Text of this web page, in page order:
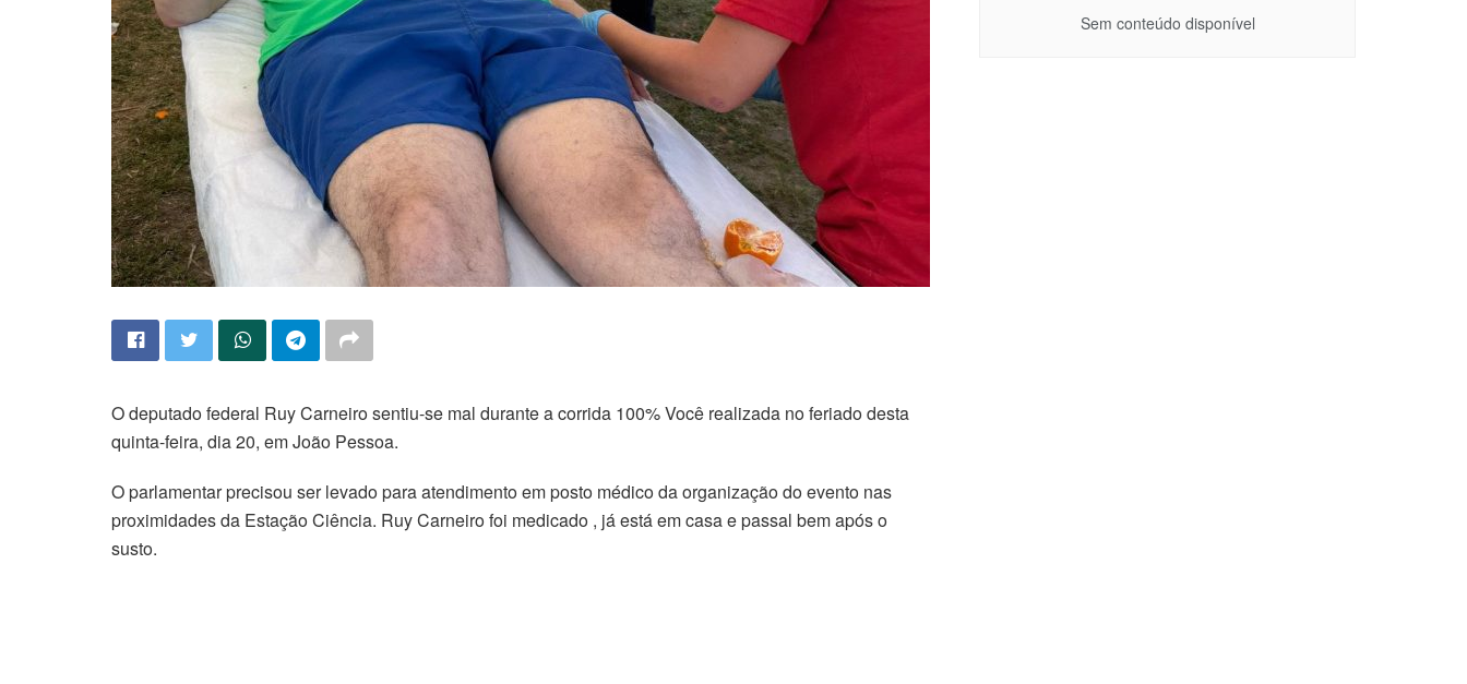
O deputado federal Ruy Carneiro sentiu-se mal durante a corrida 100% Você realizada no feriado desta
quinta-feira, dia 20, em João Pessoa.
O parlamentar precisou ser levado para atendimento em posto médico da organização do evento nas
proximidades da Estação Ciência. Ruy Carneiro foi medicado , já está em casa e passal bem após o
susto.
Sem conteúdo disponível